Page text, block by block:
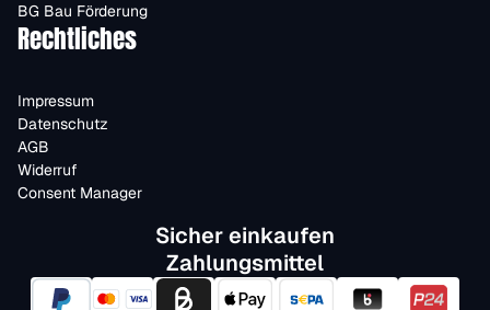
BG Bau Förderung
Rechtliches
Impressum
Datenschutz
AGB
Widerruf
Consent Manager
Sicher einkaufen
Zahlungsmittel